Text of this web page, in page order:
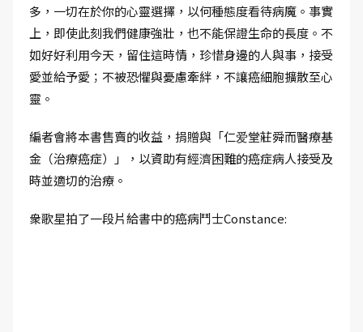
多，一切在於你的心靈選擇，以何種態度看待病魔。事實
上，即使此刻我們健康強壯，也不能保證生命的長度。不
如好好利用今天，留住這時情，珍惜身邊的人與事，接受
愛並給予愛；不被恐懼與憂慮牽絆，不讓癌細胞擴散至心
靈。
編者會將本書售賣的收益，捐贈與「仁爱堂莊舜而醫療基
金（治療癌症）」，以資助有經濟困難的癌症病人接受及
時並適切的治療。
衆歌星拍了一段片給書中的癌病鬥士Constance: